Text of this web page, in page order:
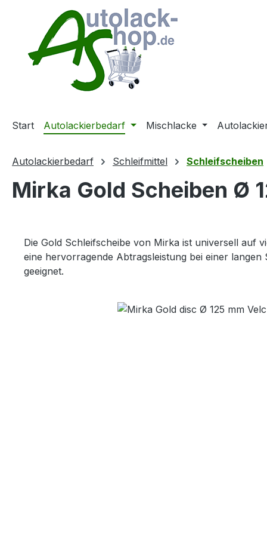
Hauptinhalt springen
Zur Suche springen
Zur Hauptnavigation springen
Start Autolackierbedarf Mischlacke
Autolackierbedarf Schleifmittel Schleifscheiben
Mirka Gold Scheiben Ø
Die Gold Schleifscheibe von Mirka ist universell auf
eine hervorragende Abtragsleistung bei einer
geeignet.
Bildergalerie überspringen